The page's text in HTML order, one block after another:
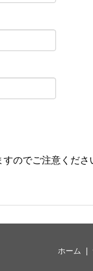
のでご注意くださ
ホーム